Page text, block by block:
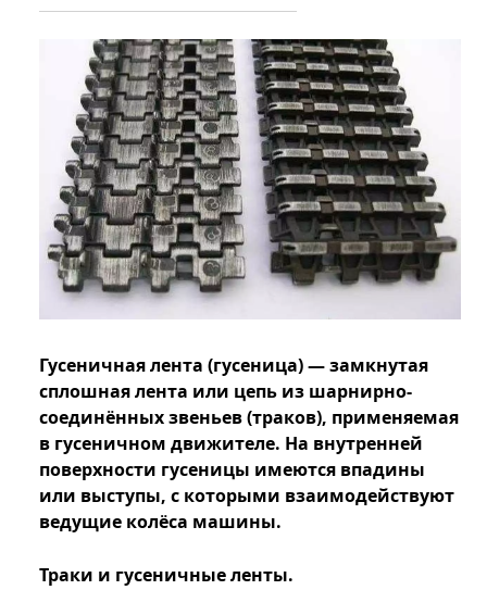
Гусеничная лента (гусеница) — замкнутая
сплошная лента или цепь из шарнирно-
соединённых звеньев (траков), применяемая
в гусеничном движителе. На внутренней
поверхности гусеницы имеются впадины
или выступы, с которыми взаимодействуют
ведущие колёса машины.
Траки и гусеничные ленты.